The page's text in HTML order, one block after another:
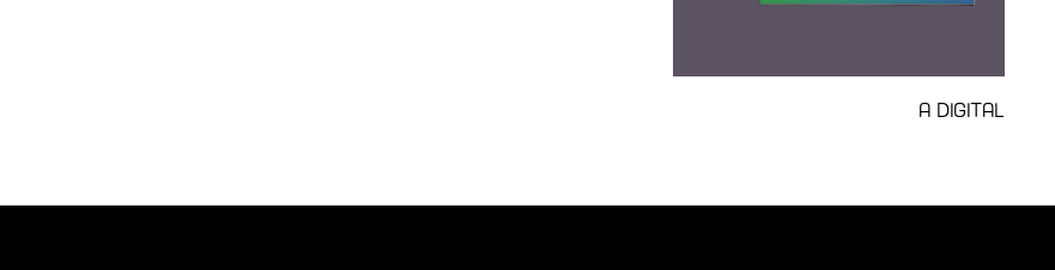
A Digital